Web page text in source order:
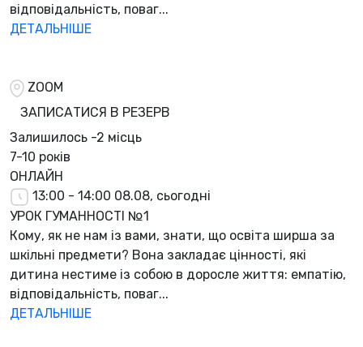
відповідальність, поваг...
ДЕТАЛЬНІШЕ
ZOOM
ЗАПИСАТИСЯ В РЕЗЕРВ
Залишилось -2 місць
7-10 років
ОНЛАЙН
13:00 - 14:00 08.08, сьогодні
УРОК ГУМАННОСТІ №1
Кому, як не нам із вами, знати, що освіта ширша за
шкільні предмети? Вона закладає цінності, які
дитина нестиме із собою в доросле життя: емпатію,
відповідальність, поваг...
ДЕТАЛЬНІШЕ